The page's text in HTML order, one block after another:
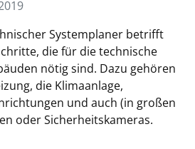
Systemplaner betrifft
die für die technische
nötig sind. Dazu gehören
die Klimaanlage,
und auch (in großen
oder Sicherheitskameras.